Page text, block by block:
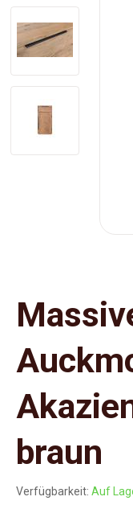
braun
Verfügbarkeit: Auf